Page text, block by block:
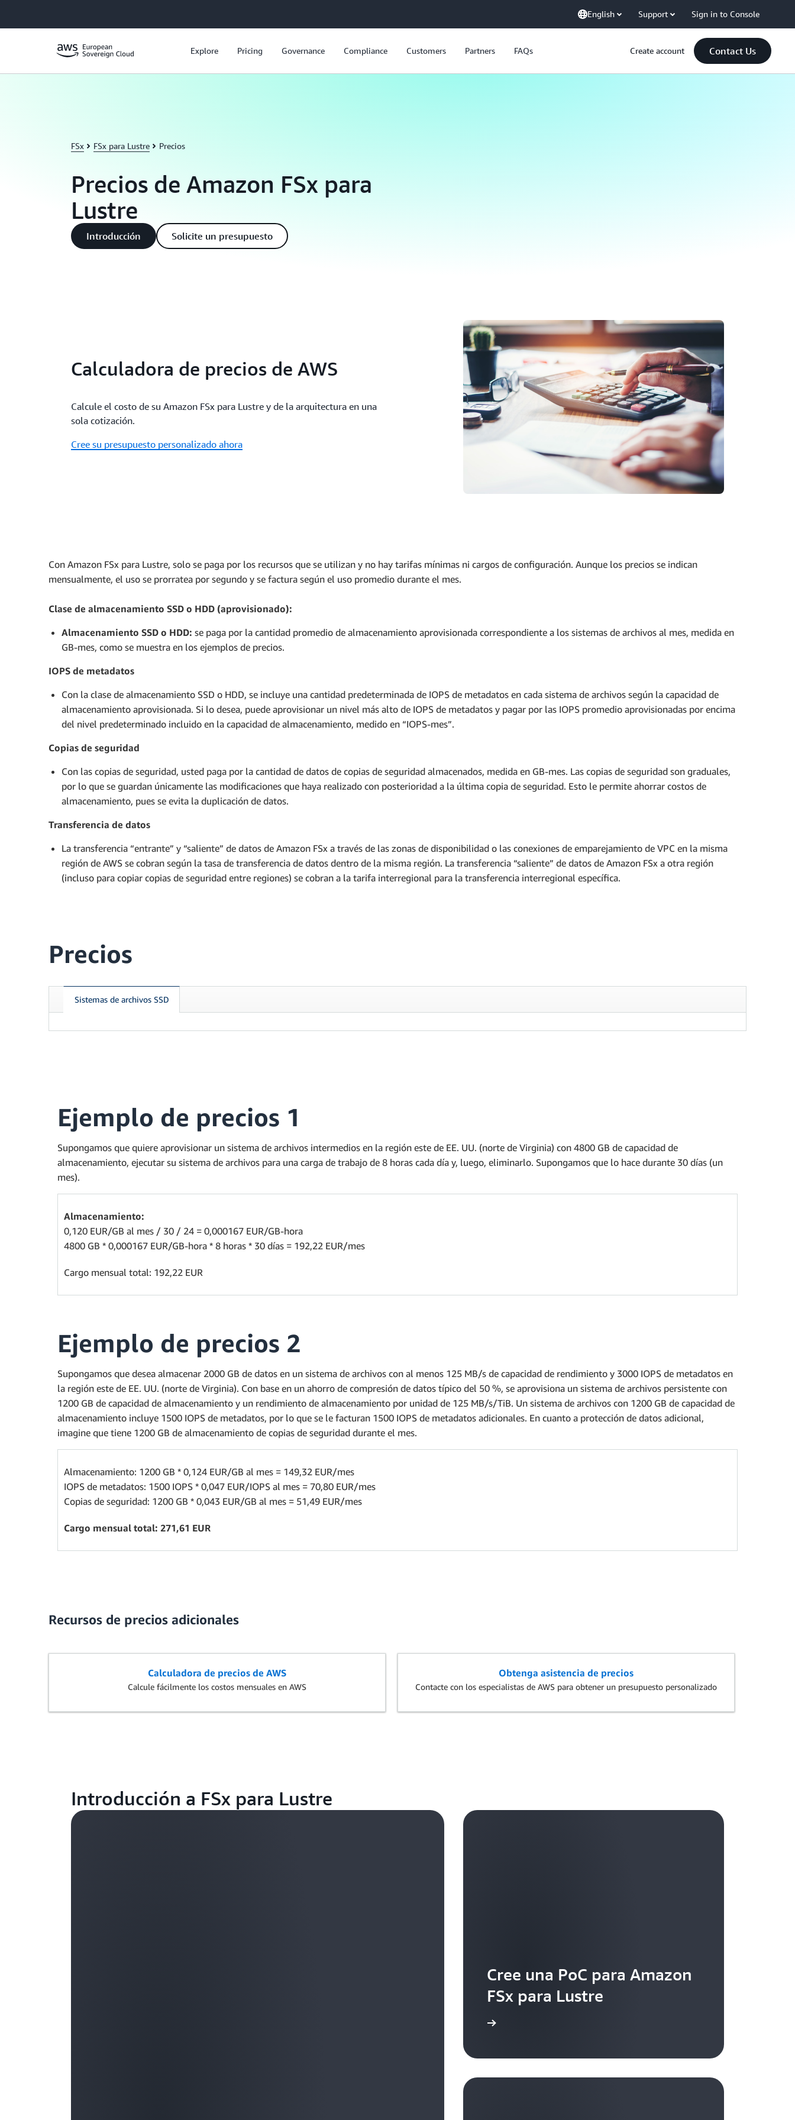
English Support Sign in to Console
Explore Pricing Governance Compliance Customers Partners FAQs Create account Contact Us
FSx FSx para Lustre Precios
Precios de Amazon FSx para
Lustre
Introducción Solicite un presupuesto
Calculadora de precios de AWS
Calcule el costo de su Amazon FSx para Lustre y de la arquitectura en una
sola cotización.
Cree su presupuesto personalizado ahora
Con Amazon FSx para Lustre, solo se paga por los recursos que se utilizan y no hay tarifas mínimas ni cargos de configuración. Aunque los precios se indican
mensualmente, el uso se prorratea por segundo y se factura según el uso promedio durante el mes.
Clase de almacenamiento SSD o HDD (aprovisionado):
Almacenamiento SSD o HDD: se paga por la cantidad promedio de almacenamiento aprovisionada correspondiente a los sistemas de archivos al mes, medida en
GB-mes, como se muestra en los ejemplos de precios.
IOPS de metadatos
Con la clase de almacenamiento SSD o HDD, se incluye una cantidad predeterminada de IOPS de metadatos en cada sistema de archivos según la capacidad de
almacenamiento aprovisionada. Si lo desea, puede aprovisionar un nivel más alto de IOPS de metadatos y pagar por las IOPS promedio aprovisionadas por encima
del nivel predeterminado incluido en la capacidad de almacenamiento, medido en “IOPS-mes”.
Copias de seguridad
Con las copias de seguridad, usted paga por la cantidad de datos de copias de seguridad almacenados, medida en GB-mes. Las copias de seguridad son graduales,
por lo que se guardan únicamente las modificaciones que haya realizado con posterioridad a la última copia de seguridad. Esto le permite ahorrar costos de
almacenamiento, pues se evita la duplicación de datos.
Transferencia de datos
La transferencia “entrante” y “saliente” de datos de Amazon FSx a través de las zonas de disponibilidad o las conexiones de emparejamiento de VPC en la misma
región de AWS se cobran según la tasa de transferencia de datos dentro de la misma región. La transferencia “saliente” de datos de Amazon FSx a otra región
(incluso para copiar copias de seguridad entre regiones) se cobran a la tarifa interregional para la transferencia interregional específica.
Precios
Sistemas de archivos SSD
Ejemplo de precios 1
Supongamos que quiere aprovisionar un sistema de archivos intermedios en la región este de EE. UU. (norte de Virginia) con 4800 GB de capacidad de
almacenamiento, ejecutar su sistema de archivos para una carga de trabajo de 8 horas cada día y, luego, eliminarlo. Supongamos que lo hace durante 30 días (un
mes).
Almacenamiento:
0,120 EUR/GB al mes / 30 / 24 = 0,000167 EUR/GB-hora
4800 GB * 0,000167 EUR/GB-hora * 8 horas * 30 días = 192,22 EUR/mes
Cargo mensual total: 192,22 EUR
Ejemplo de precios 2
Supongamos que desea almacenar 2000 GB de datos en un sistema de archivos con al menos 125 MB/s de capacidad de rendimiento y 3000 IOPS de metadatos en
la región este de EE. UU. (norte de Virginia). Con base en un ahorro de compresión de datos típico del 50 %, se aprovisiona un sistema de archivos persistente con
1200 GB de capacidad de almacenamiento y un rendimiento de almacenamiento por unidad de 125 MB/s/TiB. Un sistema de archivos con 1200 GB de capacidad de
almacenamiento incluye 1500 IOPS de metadatos, por lo que se le facturan 1500 IOPS de metadatos adicionales. En cuanto a protección de datos adicional,
imagine que tiene 1200 GB de almacenamiento de copias de seguridad durante el mes.
Almacenamiento: 1200 GB * 0,124 EUR/GB al mes = 149,32 EUR/mes
IOPS de metadatos: 1500 IOPS * 0,047 EUR/IOPS al mes = 70,80 EUR/mes
Copias de seguridad: 1200 GB * 0,043 EUR/GB al mes = 51,49 EUR/mes
Cargo mensual total: 271,61 EUR
Recursos de precios adicionales
Calculadora de precios de AWS
Calcule fácilmente los costos mensuales en AWS
Obtenga asistencia de precios
Contacte con los especialistas de AWS para obtener un presupuesto personalizado
Introducción a FSx para Lustre
Cree una PoC para Amazon
FSx para Lustre